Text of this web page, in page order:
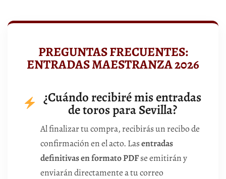
PREGUNTAS FRECUENTES:
ENTRADAS MAESTRANZA 2026
¿Cuándo recibiré mis entradas
de toros para Sevilla?
Al finalizar tu compra, recibirás un recibo de
confirmación en el acto. Lasentradas
definitivas en formato PDFse emitirán y
enviarán directamente a tu correo